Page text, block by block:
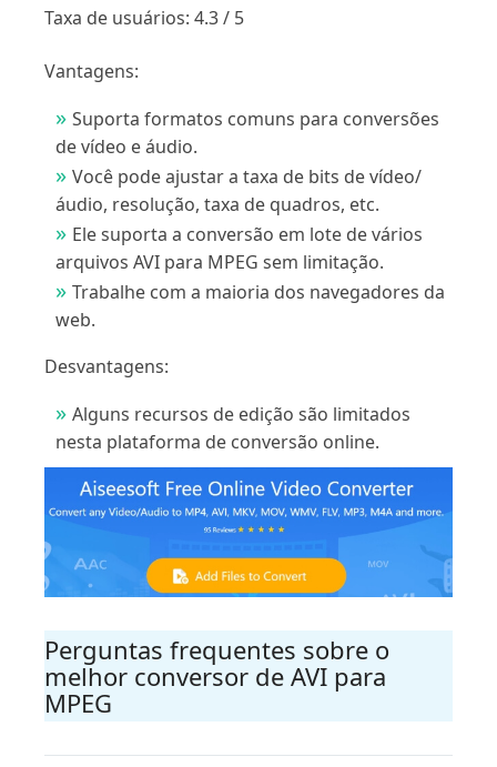
Taxa de usuários: 4.3 / 5
Vantagens:
Suporta formatos comuns para conversões
de vídeo e áudio.
Você pode ajustar a taxa de bits de vídeo/
áudio, resolução, taxa de quadros, etc.
Ele suporta a conversão em lote de vários
arquivos AVI para MPEG sem limitação.
Trabalhe com a maioria dos navegadores da
web.
Desvantagens:
Alguns recursos de edição são limitados
nesta plataforma de conversão online.
Perguntas frequentes sobre o
melhor conversor de AVI para
MPEG